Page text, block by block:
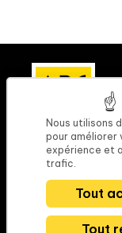
NOUS
contact@fr-
Tél : 05 49 33
9 Rue du petit
Nous utilisons
pour améliorer
expérience et
trafic.
Tout
Tout